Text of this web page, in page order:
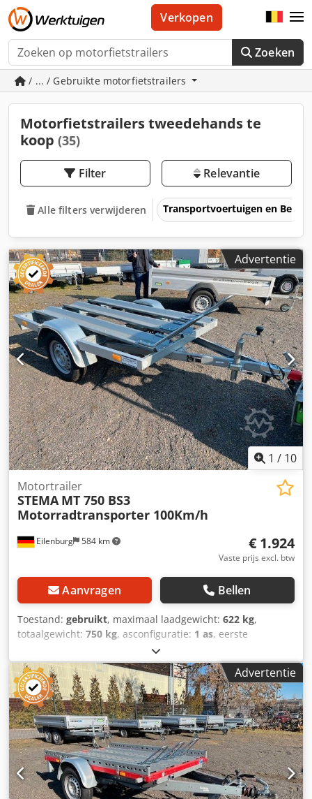
Zoeken
Verkopen
/ ... / Gebruikte motorfietstrailers
Motorfietstrailers tweedehands te
koop (35)
Filter Relevantie
Alle filters verwijderen Transportvoertuigen en
Advertentie
1 / 10
Eilenburg 584 km
Motortrailer
STEMA MT 750 BS3
Motorradtransporter 100Km/h
€ 1.924
Vaste prijs excl. btw
Aanvragen Bellen
Toestand: gebruikt, maximaal laadgewicht: 622 kg,
totaalgewicht: 750 kg, asconfiguratie: 1 as, eerste
, laadruimte lengte:
laadruimtebreedte:1.444 mm, totale breedte:1.550 mm,
totale hoogte: 600 mm, A28 GW26GA00654 Fabrikant:
STEMA, Type: MT 750 BS3, 100 km/u...en nog veel meer.
Laadhoogte: 580 mm Wijzigingen en tussentijdse verkoop
voorbehouden. Dodjyn Ugyjpfx Alwock
Advertentie